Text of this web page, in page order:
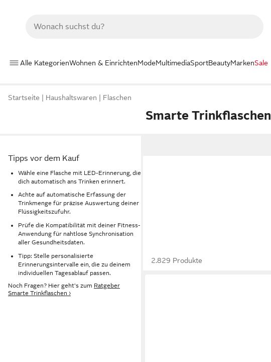
Alle KategorienWohnen & EinrichtenModeMultimediaSportBeautyMarkenSale
Startseite Haushaltswaren Flaschen
Smarte Trinkflaschen
Tipps vor dem Kauf
Wähle eine Flasche mit LED-Erinnerung, die
dich automatisch ans Trinken erinnert.
Achte auf automatische Erfassung der
Trinkmenge für präzise Auswertung deiner
Flüssigkeitszufuhr.
Prüfe die Kompatibilität mit deiner Fitness-
Anwendung für nahtlose Synchronisation
aller Gesundheitsdaten.
Tipp: Stelle personalisierte
Erinnerungsintervalle ein, die zu deinem
individuellen Tagesablauf passen.
Noch Fragen? Hier geht's zum Ratgeber
Smarte Trinkflaschen ›
2.829 Produkte